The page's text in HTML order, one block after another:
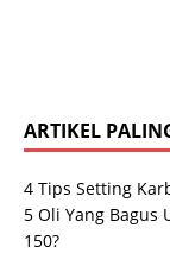
ARTIKEL
4 Tips Setting
5 Oli Yang Bagus
150?